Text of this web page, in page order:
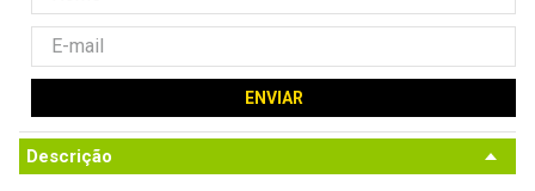
ENVIAR
Descrição